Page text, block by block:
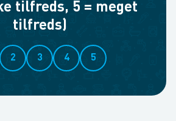
tilfreds, 5 = meget
tilfreds)
2 3 4 5